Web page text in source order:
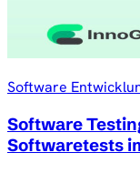
Software
Software
Softwaretests